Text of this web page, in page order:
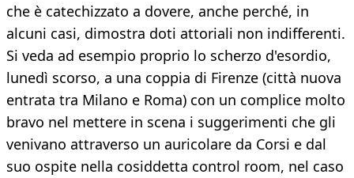
che è catechizzato a dovere, anche perché, in
alcuni casi, dimostra doti attoriali non indifferenti.
Si veda ad esempio proprio lo scherzo d'esordio,
lunedì scorso, a una coppia di Firenze (città nuova
entrata tra Milano e Roma) con un complice molto
bravo nel mettere in scena i suggerimenti che gli
venivano attraverso un auricolare da Corsi e dal
suo ospite nella cosiddetta control room, nel caso